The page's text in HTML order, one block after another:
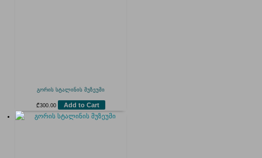
გორის სტალინის მუზეუმი
₾300.00 Add to Cart